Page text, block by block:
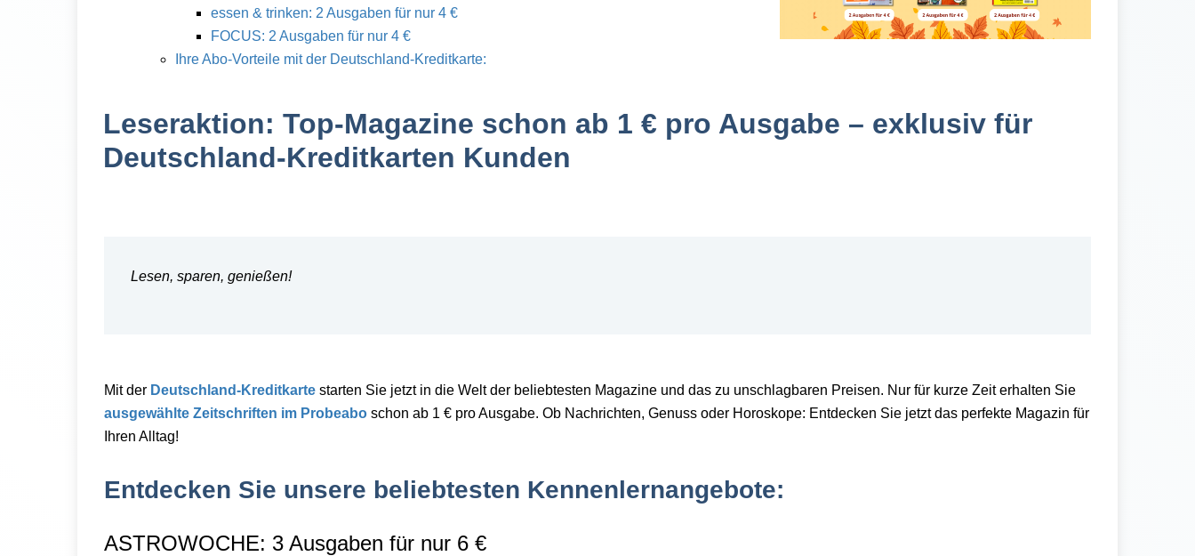
essen & trinken: 2 Ausgaben für nur 4 €
FOCUS: 2 Ausgaben für nur 4 €
Ihre Abo-Vorteile mit der Deutschland-Kreditkarte:
Leseraktion: Top-Magazine schon ab 1 € pro Ausgabe – exklusiv für
Deutschland-Kreditkarten Kunden
Lesen, sparen, genießen!
Mit der Deutschland-Kreditkarte starten Sie jetzt in die Welt der beliebtesten Magazine und das zu unschlagbaren Preisen. Nur für kurze Zeit erhalten Sie
ausgewählte Zeitschriften im Probeabo schon ab 1 € pro Ausgabe. Ob Nachrichten, Genuss oder Horoskope: Entdecken Sie jetzt das perfekte Magazin für
Ihren Alltag!
Entdecken Sie unsere beliebtesten Kennenlernangebote:
ASTROWOCHE: 3 Ausgaben für nur 6 €